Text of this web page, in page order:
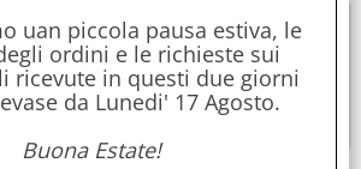
uan piccola pausa estiva, le
ordini e le richieste sui
ricevute in questi due giorni
da Lunedi' 17 Agosto.
Buona Estate!